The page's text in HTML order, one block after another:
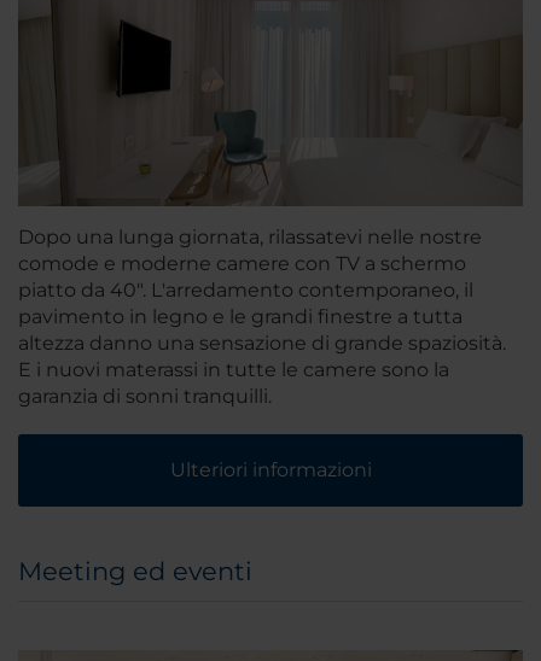
Dopo una lunga giornata, rilassatevi nelle nostre
comode e moderne camere con TV a schermo
piatto da 40". L'arredamento contemporaneo, il
pavimento in legno e le grandi finestre a tutta
altezza danno una sensazione di grande spaziosità.
E i nuovi materassi in tutte le camere sono la
garanzia di sonni tranquilli.
Ulteriori informazioni
Meeting ed eventi